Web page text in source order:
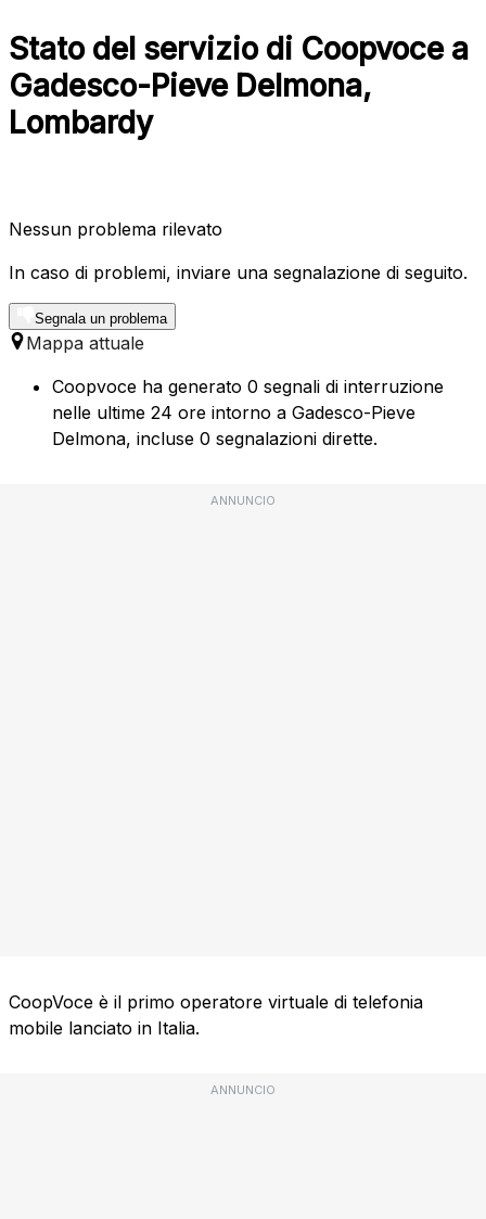
Stato del servizio di Coopvoce a
Gadesco-Pieve Delmona,
Lombardy
Nessun problema rilevato
In caso di problemi, inviare una segnalazione di seguito.
Segnala un problema
Mappa attuale
Coopvoce ha generato 0 segnali di interruzione
nelle ultime 24 ore intorno a Gadesco-Pieve
Delmona, incluse 0 segnalazioni dirette.
ANNUNCIO
CoopVoce è il primo operatore virtuale di telefonia
mobile lanciato in Italia.
ANNUNCIO